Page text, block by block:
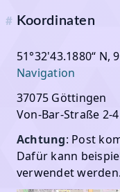
Koordinaten
#
51°32'43.1880“ N,
Navigation
37075 Göttingen
Von-Bar-Straße 2-4
Achtung: Post
Dafür kann
verwendet werden.